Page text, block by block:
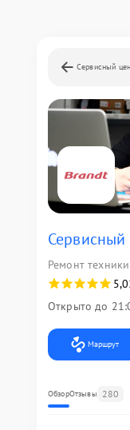
Сервисный
Ремонт
5,0
Открыто до
Маршрут
ОбзорОтзывы 280